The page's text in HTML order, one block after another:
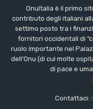
OnuItalia è il primo
contributo degli italiani
settimo posto tra i
fornitori occidentali di
ruolo importante nel
dell’Onu (di cui molte
di pace e
Contattaci: